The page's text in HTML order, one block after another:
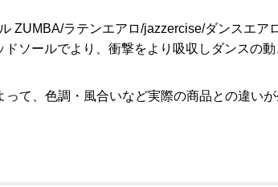
ZUMBA/ラテンエアロ/jazzercise/ダンスエ
ドソールでより、衝撃をより吸収しダンスの動
て、色調・風合いなど実際の商品との違いが